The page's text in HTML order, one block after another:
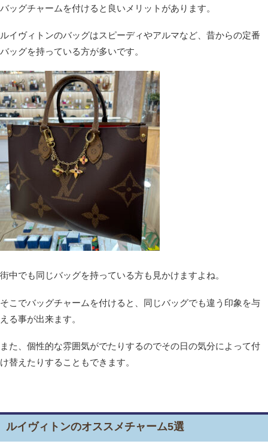
バッグチャームを付けると良いメリットがあります。
ルイヴィトンのバッグはスピーディやアルマなど、昔からの定番
バッグを持っている方が多いです。
街中でも同じバッグを持っている方も見かけますよね。
そこでバッグチャームを付けると、同じバッグでも違う印象を与
える事が出来ます。
また、個性的な雰囲気がでたりするのでその日の気分によって付
け替えたりすることもできます。
ルイヴィトンのオススメチャーム5選